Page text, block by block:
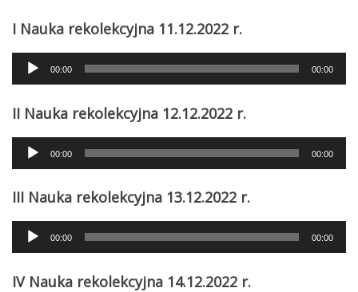
I Nauka rekolekcyjna 11.12.2022 r.
Audio
Player
00:00 00:00
II Nauka rekolekcyjna 12.12.2022 r.
Audio
Player
00:00 00:00
III Nauka rekolekcyjna 13.12.2022 r.
Audio
Player
00:00 00:00
IV Nauka rekolekcyjna 14.12.2022 r.